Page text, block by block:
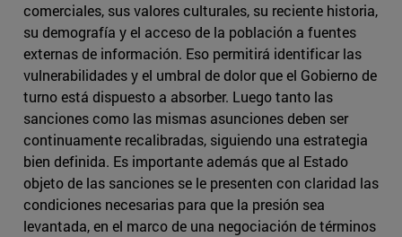
comerciales, sus valores culturales, su reciente historia,
su demografía y el acceso de la población a fuentes
externas de información. Eso permitirá identificar las
vulnerabilidades y el umbral de dolor que el Gobierno de
turno está dispuesto a absorber. Luego tanto las
sanciones como las mismas asunciones deben ser
continuamente recalibradas, siguiendo una estrategia
bien definida. Es importante además que al Estado
objeto de las sanciones se le presenten con claridad las
condiciones necesarias para que la presión sea
levantada, en el marco de una negociación de términos